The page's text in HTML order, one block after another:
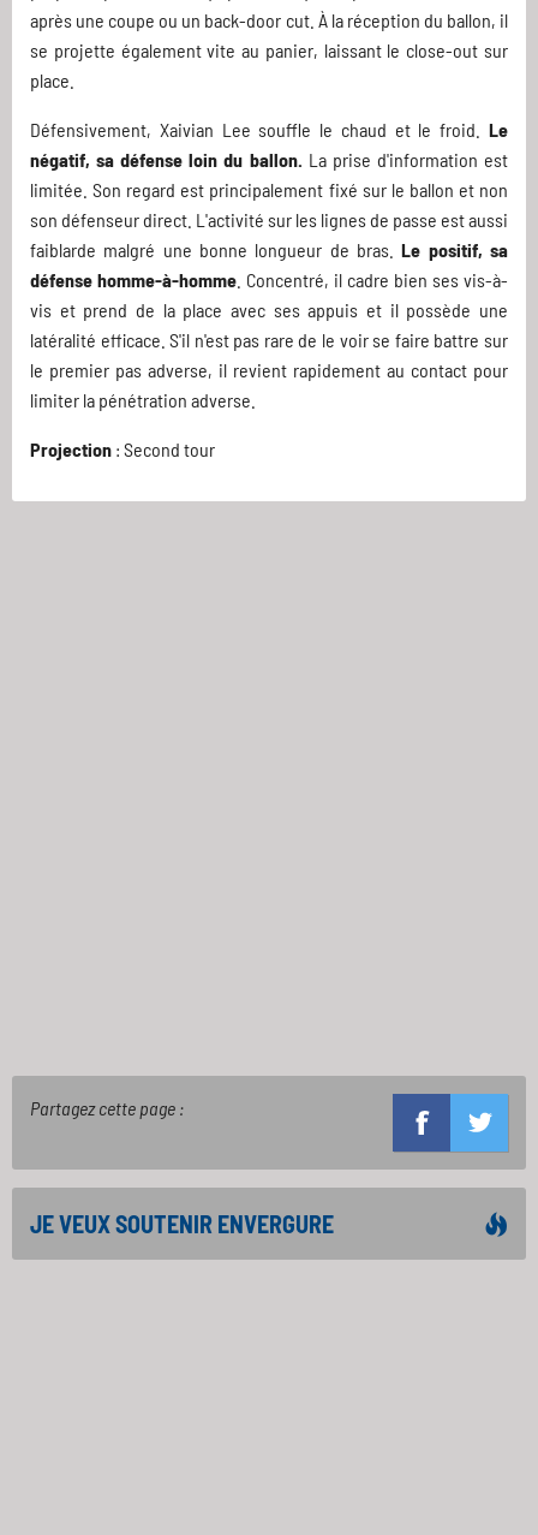
après une coupe ou un back-door cut. À la réception du ballon, il
se projette également vite au panier, laissant le close-out sur
place.
Défensivement, Xaivian Lee souffle le chaud et le froid. Le
négatif, sa défense loin du ballon. La prise d'information est
limitée. Son regard est principalement fixé sur le ballon et non
son défenseur direct. L'activité sur les lignes de passe est aussi
faiblarde malgré une bonne longueur de bras.Le positif, sa
défense homme-à-homme . Concentré, il cadre bien ses vis-à-
vis et prend de la place avec ses appuis et il possède une
latéralité efficace. S'il n'est pas rare de le voir se faire battre sur
le premier pas adverse, il revient rapidement au contact pour
limiter la pénétration adverse.
Projection : Second tour
Partagez cette page :
JE VEUX SOUTENIR ENVERGURE